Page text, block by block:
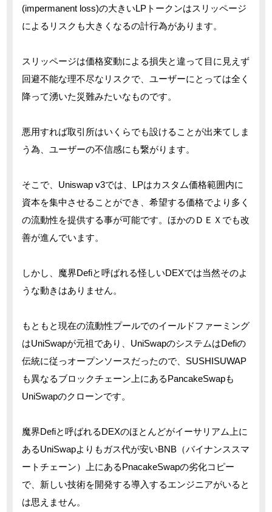
(impermanent loss)の大きいLPトークンはスリッページ
によるリスクも大きくなるの計行為があります。
スリッページは価格変動による損失と違って目に見えず
回避不能な理不尽なリスクで、ユーザーにとっては全く
降って湧いた災難みたいなものです。
悪用すれば取引所はいくらでも設けることが出来てしま
う為、ユーザーの不信感にも繋がります。
そこで、Uniswap v3では、LPはカスタム価格範囲内に
資本を集中させることができ、希望する価格でより多く
の流動性を提供する事が可能です。ほかのＤＥＸでも改
善が進んでいます。
しかし、魔界Defiと呼ばれる怪しいDEXでは当然そのよ
うな動きはありません。
もともと現在の流動性プールでのイールドファーミング
はUniSwapが元祖であり、UniSwapのシステムはDefiの
伝統に従っオープンソースだったので、SUSHISUWAP
も異なるブロックチェーン上にあるPancakeSwapも
UniSwapのクローンです。
魔界Defiと呼ばれるDEXのほとんどがイーサリアム上に
あるUniSwapよりもガス代が安いBNB（バイナンススマ
ートチェーン）上にあるPnacakeSwapの劣化コピー
で、新しい技術を開発する導入するエンジニアがいると
は思えません。